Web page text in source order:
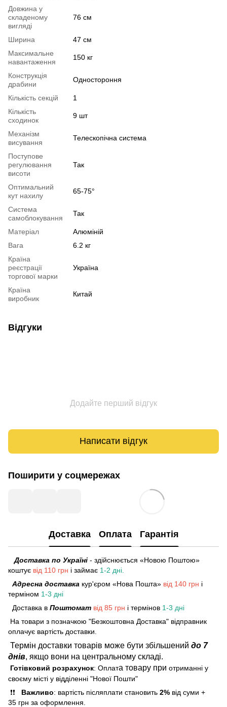
Довжина у
складеному
вигляді
76 см
Ширина
47 см
Максимальне
навантаження
150 кг
Конструкція
драбини
Одностороння
Кількість секцій
1
Кількість
сходинок
9 шт
Механізм
висування
Телескопічна система
Поступове
регулювання
висоти
Так
Оптимальний
кут нахилу
65-75°
Система
самоблокування
Так
Матеріал
Алюміній
Вага
6.2 кг
Країна
реєстрації
торгової марки
Україна
Країна
виробник
Китай
Відгуки
Додайте перший відгук
Написати відгук
Поширити у соцмережах
Доставка Оплата Гарантія
Доставка по Україні - здійснюється «Новою Поштою»
коштує від 110 грн і займає 1-2 дні.
Адресна доставка кур'єром «Нова Пошта» від 140 грн і
терміном 1-3 дні
Доставка в Поштомат від 85 грн і термінов 1-3 дні
На товари з позначкою "Безкоштовна Доставка" відправник
оплачує вартість доставки.
Термін доставки товарів може бути збільшений до 7
днів, якщо вони на центральному складі.
Готівковий розрахунок: Оплата товару при отриманні у
своєму місті у відділенні "Нової Пошти"
❗❗ Важливо: вартість післяплати становить 2% від суми +
35 грн за оформлення.